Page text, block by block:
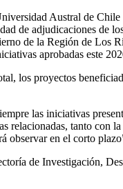
Austral de
de adjudicaciones de
de la Región de Los
aprobadas este
los proyectos
las iniciativas
relacionadas, tanto
observar en el corto
de Investigación,